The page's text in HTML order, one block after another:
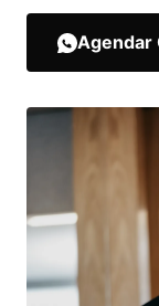
Agendar